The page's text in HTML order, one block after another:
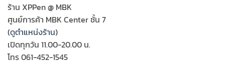
ร้าน XPPen @ MBK
ศูนย์การค้า MBK Center ชั้น 7
(ดูตำแหน่งร้าน)
เปิดทุกวัน 11.00-20.00 น.
โทร 061-452-1545